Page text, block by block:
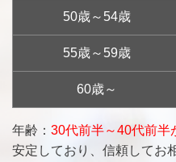
50歳～54歳
55歳～59歳
60歳～
年齢： 30代前半～40代前半
安定しており、信頼してお